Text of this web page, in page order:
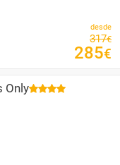
desde
317€
285€
Only